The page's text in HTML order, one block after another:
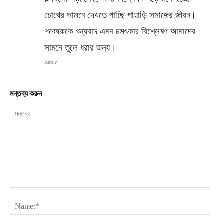
চোখের সামনে দেখতে পাচ্ছি পাহাড়ি সমাজের জীবন।
গবেষককে ধন্যবাদ এমন চমৎকার বিশ্লেষণ আমাদের
সামনে তুলে ধরার জন্য।
Reply
মন্তব্য করুন